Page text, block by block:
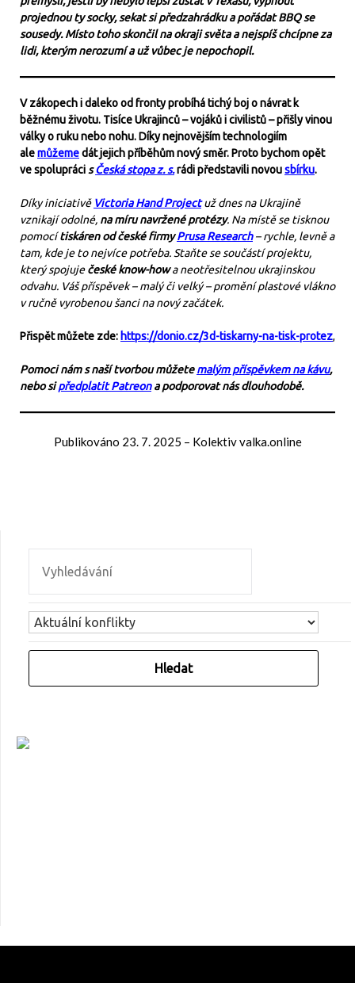
projednou ty socky, sekat si předzahrádku a pořádat BBQ se
sousedy. Místo toho skončil na okraji světa a nejspíš chcípne za
lidi, kterým nerozumí a už vůbec je nepochopil.
V zákopech i daleko od fronty probíhá tichý boj o návrat k
běžnému životu. Tisíce Ukrajinců – vojáků i civilistů – přišly vinou
války o ruku nebo nohu. Díky nejnovějším technologiím
alemůžemedát jejich příběhům nový směr. Proto bychom opět
ve spolupráci sČeská stopa z. s.rádi představili novousbírku.
Díky iniciativě Victoria Hand Projectuž dnes na Ukrajině
vznikají odolné, na míru navržené protézy. Na místě se tisknou
pomocítiskáren od české firmyPrusa Research– rychle, levně a
tam, kde je to nejvíce potřeba. Staňte se součástí projektu,
který spojuječeské know-howa neotřesitelnou ukrajinskou
odvahu. Váš příspěvek – malý či velký – promění plastové vlákno
v ručně vyrobenou šanci na nový začátek.
Přispět můžete zde: https://donio.cz/3d-tiskarny-na-tisk-protez,
Pomoci nám s naší tvorbou můžetemalým příspěvkem na kávu,
nebo sipředplatit Patreona podporovat nás dlouhodobě.
Publikováno 23. 7. 2025 – Kolektiv valka.online